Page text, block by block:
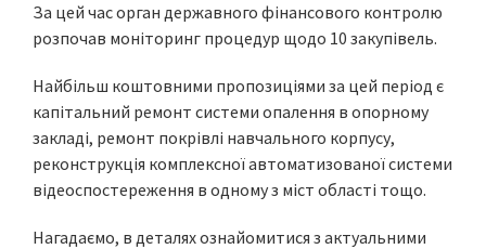
За цей час орган державного фінансового контролю
розпочав моніторинг процедур щодо 10 закупівель.
Найбільш коштовними пропозиціями за цей період є
капітальний ремонт системи опалення в опорному
закладі, ремонт покрівлі навчального корпусу,
реконструкція комплексної автоматизованої системи
відеоспостереження в одному з міст області тощо.
Нагадаємо, в деталях ознайомитися з актуальними